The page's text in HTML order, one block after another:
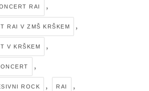
RAI ,
RAI V ZMŠ KRŠKEM ,
V KRŠKEM ,
,
ROCK , RAI ,